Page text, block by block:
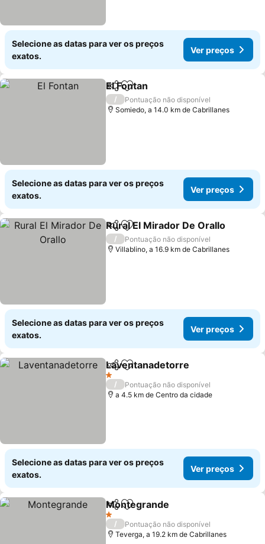
Selecione as datas para ver os preços
exatos.
Ver preços
PartilharAdicionar aos favoritos
El Fontan
/
Pontuação não disponível
Somiedo, a 14.0 km de Cabrillanes
Selecione as datas para ver os preços
exatos.
Ver preços
PartilharAdicionar aos favoritos
Rural El Mirador De Orallo
/
Pontuação não disponível
Villablino, a 16.9 km de Cabrillanes
Selecione as datas para ver os preços
exatos.
Ver preços
PartilharAdicionar aos favoritos
Laventanadetorre
1 Estrelas
/
Pontuação não disponível
a 4.5 km de Centro da cidade
Selecione as datas para ver os preços
exatos.
Ver preços
PartilharAdicionar aos favoritos
Montegrande
1 Estrelas
/
Pontuação não disponível
Teverga, a 19.2 km de Cabrillanes